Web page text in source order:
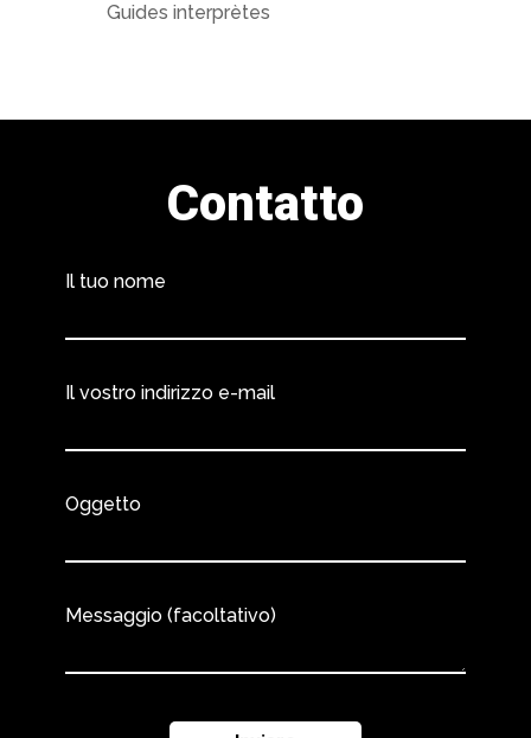
Guides interprètes
Contatto
Il tuo nome
Il vostro indirizzo e-mail
Oggetto
Messaggio (facoltativo)